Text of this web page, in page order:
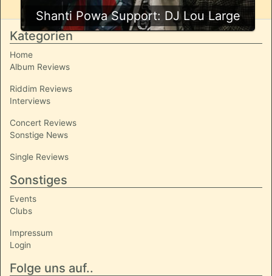
Shanti Powa Support: DJ Lou Large
Kategorien
Home
Album Reviews
Riddim Reviews
Interviews
Concert Reviews
Sonstige News
Single Reviews
Sonstiges
Events
Clubs
Impressum
Login
Folge uns auf..